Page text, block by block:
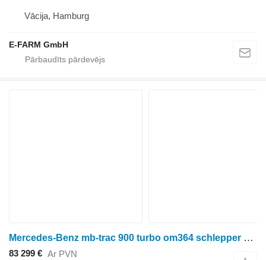
Vācija, Hamburg
E-FARM GmbH
Mercedes-Benz mb-trac 900 turbo om364 schlepper oldtimer tüv neu
83 299 € Ar PVN